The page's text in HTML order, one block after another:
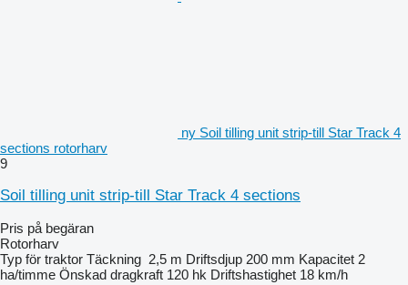
ny Soil tilling unit strip-till Star Track 4
sections rotorharv
9
Soil tilling unit strip-till Star Track 4 sections
Pris på begäran
Rotorharv
Typ för traktor Täckning 2,5 m Driftsdjup 200 mm Kapacitet 2
ha/timme Önskad dragkraft 120 hk Driftshastighet 18 km/h